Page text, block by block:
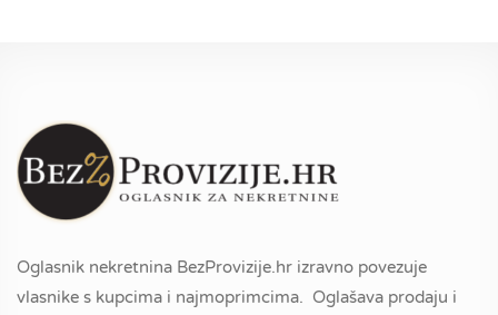
Oglasnik nekretnina BezProvizije.hr izravno povezuje
vlasnike s kupcima i najmoprimcima. Oglašava prodaju i